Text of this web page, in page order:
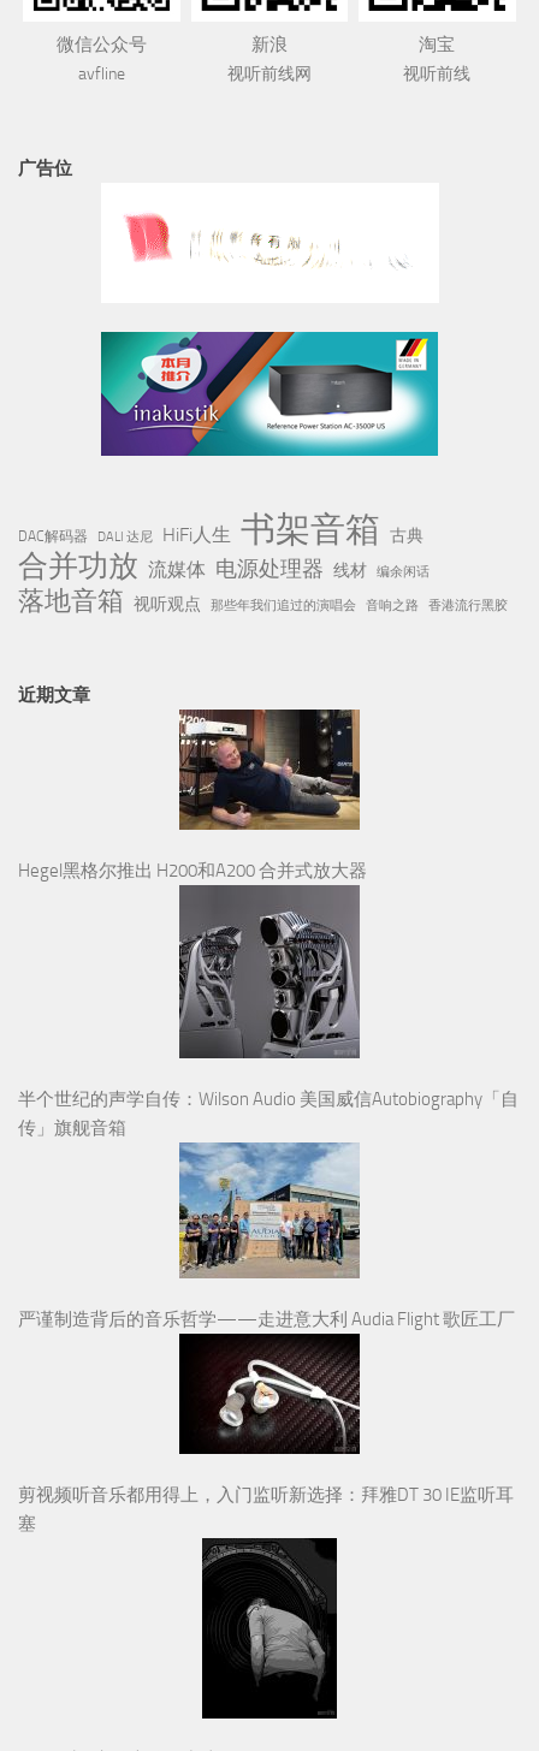
微信公众号
avfline
新浪
视听前线网
淘宝
视听前线
广告位
DAC解码器 DALI 达尼 HiFi人生 书架音箱 古典
合并功放 流媒体 电源处理器 线材 编余闲话
落地音箱 视听观点 那些年我们追过的演唱会 音响之路 香港流行黑胶
近期文章
Hegel黑格尔推出 H200和A200 合并式放大器
半个世纪的声学自传：Wilson Audio 美国威信Autobiography「自
传」旗舰音箱
严谨制造背后的音乐哲学——走进意大利 Audia Flight 歌匠工厂
剪视频听音乐都用得上，入门监听新选择：拜雅DT 30 IE监听耳
塞